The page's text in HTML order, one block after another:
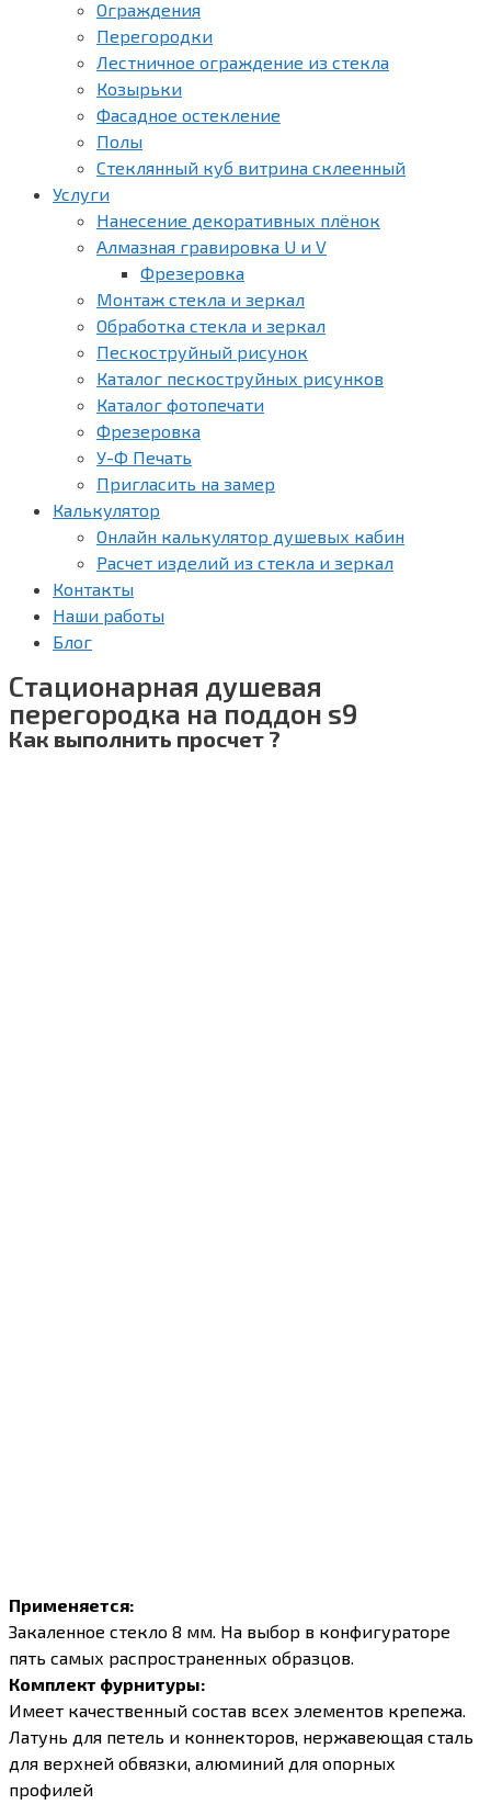
Ограждения
Перегородки
Лестничное ограждение из стекла
Козырьки
Фасадное остекление
Полы
Стеклянный куб витрина склеенный
Услуги
Нанесение декоративных плёнок
Алмазная гравировка U и V
Фрезеровка
Монтаж стекла и зеркал
Обработка стекла и зеркал
Пескоструйный рисунок
Каталог пескоструйных рисунков
Каталог фотопечати
Фрезеровка
У-Ф Печать
Пригласить на замер
Калькулятор
Онлайн калькулятор душевых кабин
Расчет изделий из стекла и зеркал
Контакты
Наши работы
Блог
Стационарная душевая
перегородка на поддон s9
Как выполнить просчет ?
Применяется:
Закаленное стекло 8 мм. На выбор в конфигураторе
пять самых распространенных образцов.
Комплект фурнитуры:
Имеет качественный состав всех элементов крепежа.
Латунь для петель и коннекторов, нержавеющая сталь
для верхней обвязки, алюминий для опорных
профилей